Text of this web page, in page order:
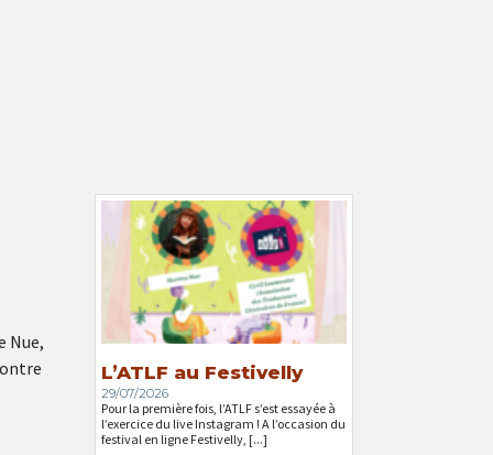
Nue,
L’ATLF au Festivelly
29/07/2026
Pour la première fois, l’ATLF s’est essayée à
l’exercice du live Instagram ! A l’occasion du
festival en ligne Festivelly, [...]